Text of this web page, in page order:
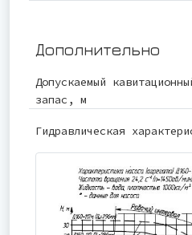
Дополнительно
Допускаемый
запас, м
Гидравлическая